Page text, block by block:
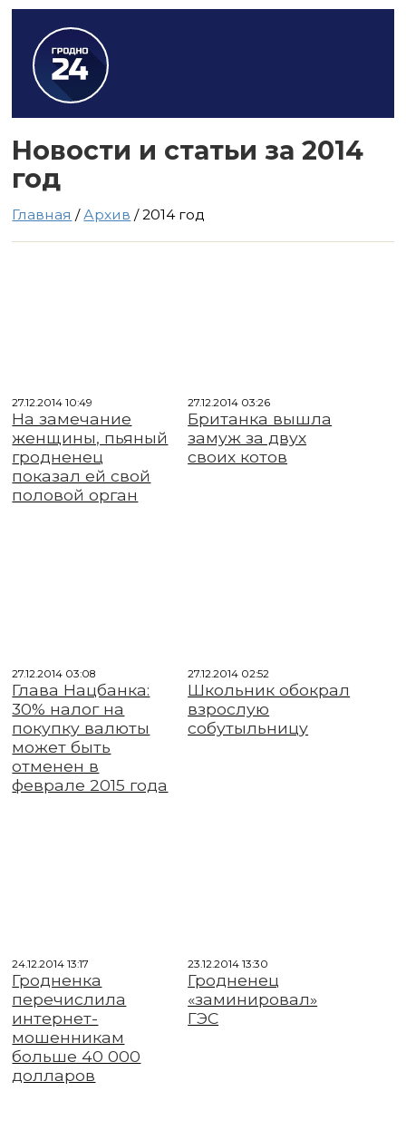
Новости и статьи за 2014
год
Главная /Архив / 2014 год
27.12.2014 10:49
На замечание
женщины, пьяный
гродненец
показал ей свой
половой орган
27.12.2014 03:26
Британка вышла
замуж за двух
своих котов
27.12.2014 03:08
Глава Нацбанка:
30% налог на
покупку валюты
может быть
отменен в
феврале 2015 года
27.12.2014 02:52
Школьник обокрал
взрослую
собутыльницу
24.12.2014 13:17
Гродненка
перечислила
интернет-
мошенникам
больше 40 000
долларов
23.12.2014 13:30
Гродненец
«заминировал»
ГЭС